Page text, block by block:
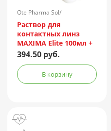
Ote Pharma Sol/
Нидерланды
Раствор для
контактных линз
MAXIMA Elite 100мл +
контейнер
394.50 руб.
В корзину